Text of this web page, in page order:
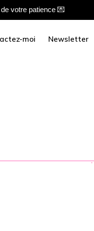
votre patience 💌
moi Newsletter